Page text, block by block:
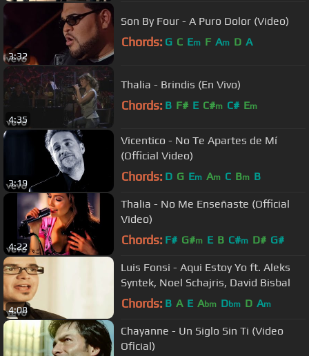
3:32
Son By Four - A Puro Dolor (Video)
Chords: G C Em F Am D A
4:35
Thalia - Brindis (En Vivo)
Chords: B F# E C#m C# Em
3:19
Vicentico - No Te Apartes de Mí
(Official Video)
Chords: D G Em Am C Bm B
4:22
Thalia - No Me Enseñaste (Official
Video)
Chords: F# G#m E B C#m D# G#
4:08
Luis Fonsi - Aqui Estoy Yo ft. Aleks
Syntek, Noel Schajris, David Bisbal
Chords: B A E Abm Dbm D Am
Chayanne - Un Siglo Sin Ti (Video
Oficial)